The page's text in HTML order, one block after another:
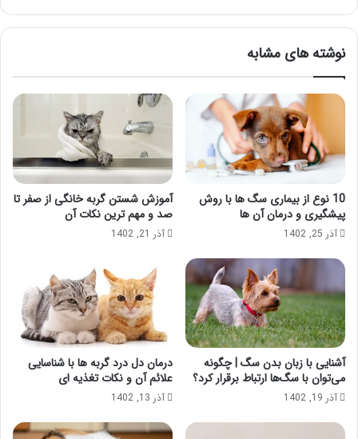
نوشته های مشابه
10 نوع از بیماری سگ ها با روش
پیشگیری و درمان آن ها
آذر 25, 1402
آموزش شستن گربه خانگی از صفر تا
صد و مهم ترین نکات آن
آذر 21, 1402
آشنایی با زبان بدن سگ | چگونه
می‌توان با سگ‌ها ارتباط برقرار کرد؟
آذر 19, 1402
درمان دل درد گربه ها با شناسایی
علائم آن و نکات تغذیه ای
آذر 13, 1402